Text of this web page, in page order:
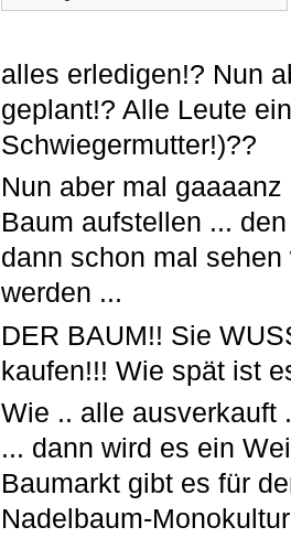
alles erledigen!? Nun
geplant!? Alle Leute
Schwiegermutter!)??
Nun aber mal
Baum aufstellen ...
dann schon mal
werden ...
DER BAUM!! Sie
kaufen!!! Wie spät ist
Wie .. alle ausverkauft
... dann wird es ein
Baumarkt gibt es für
Nadelbaum-